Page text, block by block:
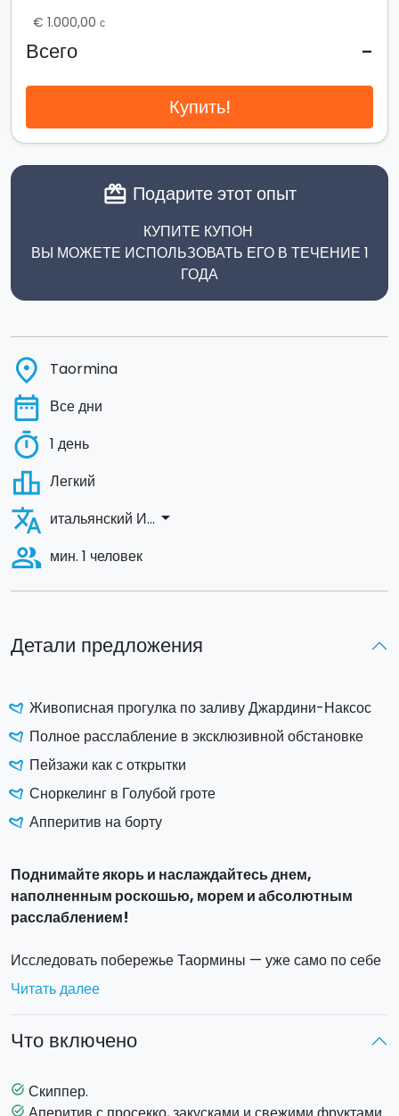
Детали предложения
Живописная прогулка по заливу Джардини-Наксос
Полное расслабление в эксклюзивной обстановке
Пейзажи как с открытки
Сноркелинг в Голубой гроте
Апперитив на борту
Поднимайте якорь и наслаждайтесь днем,
наполненным роскошью, морем и абсолютным
расслаблением!
Исследовать побережье Таормины — уже само по себе
незабываемое впечатление, а сделать это на одной из
двух эксклюзивных яхт —
более особенным. Обе яхты просторные и оснащены
предлагают большие внутренние и внешние зоны,
идеально подходящие для принятия солнечных ванн,
Читать далее
Что включено
task_alt Скиппер.
task_alt
€ 1.000,00 с
Всего -
Купить!
card_giftcard Подарите этот опыт
КУПИТЕ КУПОН
ВЫ МОЖЕТЕ ИСПОЛЬЗОВАТЬ ЕГО В ТЕЧЕНИЕ 1
ГОДА
place Taormina
date_range Все дни
timer 1 день
leaderboard Легкий
translate итальянский И... arrow_drop_down
people_alt мин. 1 человек